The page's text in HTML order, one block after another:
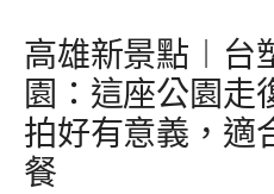
高雄新景點︱台
園：這座公園走
拍好有意義，適
餐